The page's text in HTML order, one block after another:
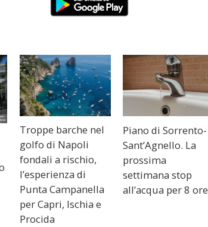
Troppe barche nel
golfo di Napoli
fondali a rischio,
l’esperienza di
Punta Campanella
per Capri, Ischia e
Procida
Piano di Sorrento-
Sant’Agnello. La
prossima
settimana stop
all’acqua per 8 ore